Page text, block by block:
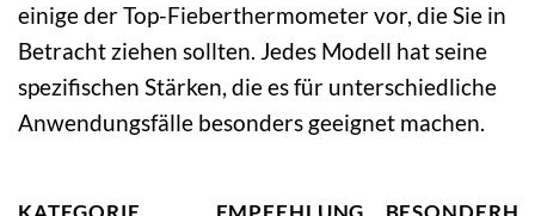
einige der Top-Fieberthermometer vor, die Sie in
Betracht ziehen sollten. Jedes Modell hat seine
spezifischen Stärken, die es für unterschiedliche
Anwendungsfälle besonders geeignet machen.